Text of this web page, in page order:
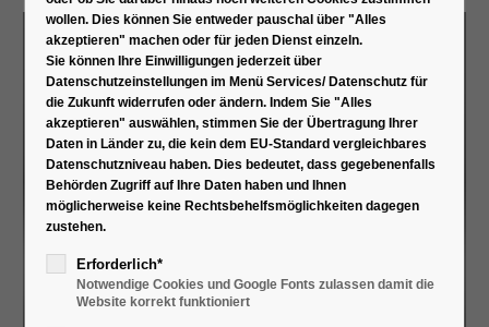
wollen. Dies können Sie entweder pauschal über "Alles
akzeptieren" machen oder für jeden Dienst einzeln.
Sie können Ihre Einwilligungen jederzeit über
Datenschutzeinstellungen im Menü Services/ Datenschutz für
die Zukunft widerrufen oder ändern. Indem Sie "Alles
akzeptieren" auswählen, stimmen Sie der Übertragung Ihrer
Daten in Länder zu, die kein dem EU-Standard vergleichbares
Datenschutzniveau haben. Dies bedeutet, dass gegebenenfalls
Behörden Zugriff auf Ihre Daten haben und Ihnen
möglicherweise keine Rechtsbehelfsmöglichkeiten dagegen
zustehen.
Erforderlich*
Notwendige Cookies und Google Fonts zulassen damit die
Website korrekt funktioniert